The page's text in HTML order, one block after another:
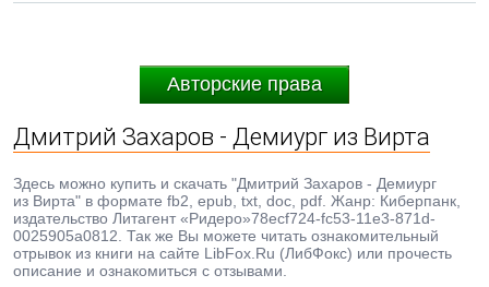
Авторские права
Дмитрий Захаров - Демиург из Вирта
Здесь можно купить и скачать "Дмитрий Захаров - Демиург
из Вирта" в формате fb2, epub, txt, doc, pdf. Жанр: Киберпанк,
издательство Литагент «Ридеро»78ecf724-fc53-11e3-871d-
0025905a0812. Так же Вы можете читать ознакомительный
отрывок из книги на сайте LibFox.Ru (ЛибФокс) или прочесть
описание и ознакомиться с отзывами.